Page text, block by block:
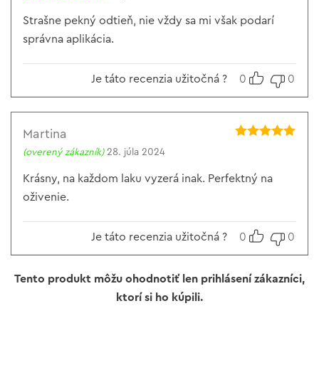
Strašne pekný odtieň, nie vždy sa mi však podarí
správna aplikácia.
Je táto recenzia užitočná ? 0 0
Martina
(overený zákazník) 28. júla 2024
Krásny, na každom laku vyzerá inak. Perfektný na
oživenie.
Je táto recenzia užitočná ? 0 0
Tento produkt môžu ohodnotiť len prihlásení zákazníci,
ktorí si ho kúpili.